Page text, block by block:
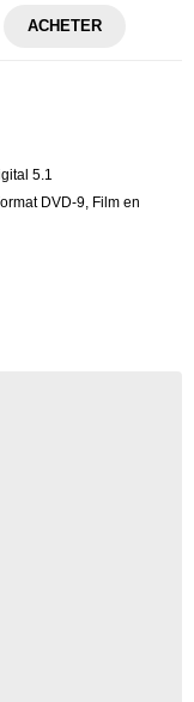
ACHETER
5.1
DVD-9, Film en